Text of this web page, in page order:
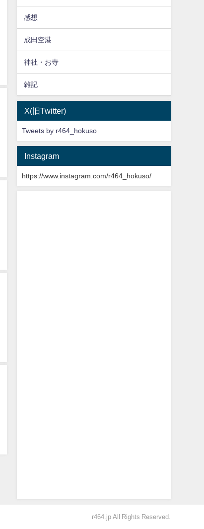
感想
成田空港
神社・お寺
雑記
X(旧Twitter)
Tweets by r464_hokuso
Instagram
https://www.instagram.com/r464_hokuso/
r464.jp All Rights Reserved.